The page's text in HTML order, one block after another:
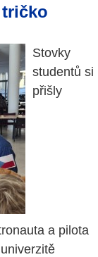
Stovky
studentů si
přišly
a pilota